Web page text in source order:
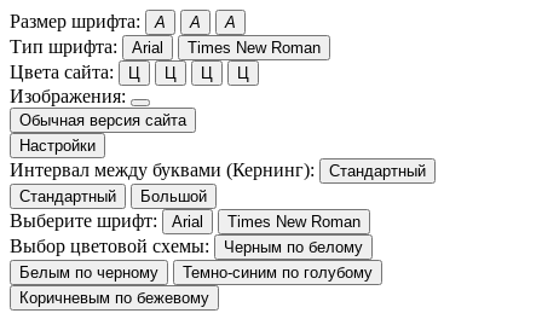
Размер шрифта: A A A
Тип шрифта: Arial Times New Roman
Цвета сайта: Ц Ц Ц Ц
Изображения:
Обычная версия сайта
Настройки
Интервал между буквами (Кернинг):
Стандартный
Стандартный
Большой
Выберите шрифт: Arial Times New Roman
Выбор цветовой схемы:
Черным по белому
Белым по черному
Темно-синим по голубому
Коричневым по бежевому